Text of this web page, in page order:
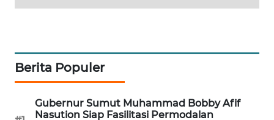
Berita Populer
Gubernur Sumut Muhammad Bobby Afif
Nasution Siap Fasilitasi Permodalan
KONSUMEN
ALPERKLINAS
FORJASIDA